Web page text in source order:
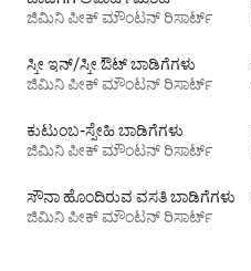
ಜಿಮಿನಿ ಪೀಕ್ ಮೌಂಟನ್ ರಿಸಾರ್ಟ್
ಸ್ಕೀ ಇನ್/ಸ್ಕೀ ಔಟ್ ಬಾಡಿಗೆಗಳು
ಜಿಮಿನಿ ಪೀಕ್ ಮೌಂಟನ್ ರಿಸಾರ್ಟ್
ಕುಟುಂಬ-ಸ್ನೇಹಿ ಬಾಡಿಗೆಗಳು
ಜಿಮಿನಿ ಪೀಕ್ ಮೌಂಟನ್ ರಿಸಾರ್ಟ್
ಸೌನಾ ಹೊಂದಿರುವ ವಸತಿ ಬಾಡಿಗೆಗಳು
ಜಿಮಿನಿ ಪೀಕ್ ಮೌಂಟನ್ ರಿಸಾರ್ಟ್